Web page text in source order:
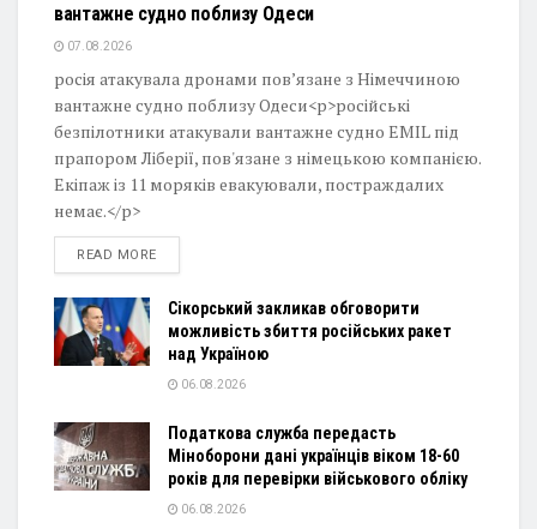
вантажне судно поблизу Одеси
07.08.2026
росія атакувала дронами пов’язане з Німеччиною
вантажне судно поблизу Одеси<p>російські
безпілотники атакували вантажне судно EMIL під
прапором Ліберії, пов'язане з німецькою компанією.
Екіпаж із 11 моряків евакуювали, постраждалих
немає.</p>
READ MOREDETAILS
Сікорський закликав обговорити
можливість збиття російських ракет
над Україною
06.08.2026
Податкова служба передасть
Міноборони дані українців віком 18-60
років для перевірки військового обліку
06.08.2026